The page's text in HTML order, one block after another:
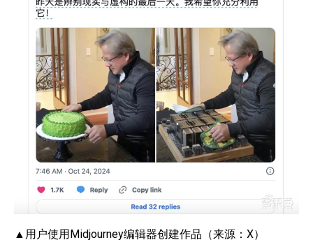
▲用户使用Midjourney编辑器创建作品（来源：X）